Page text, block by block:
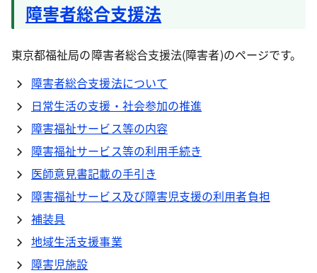
障害者総合支援法
東京都福祉局の障害者総合支援法(障害者)のページです。
障害者総合支援法について
日常生活の支援・社会参加の推進
障害福祉サービス等の内容
障害福祉サービス等の利用手続き
医師意見書記載の手引き
障害福祉サービス及び障害児支援の利用者負担
補装具
地域生活支援事業
障害児施設